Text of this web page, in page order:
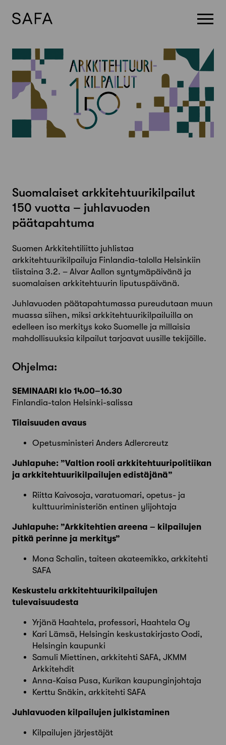
content
Suomalaiset arkkitehtuurikilpailut
150 vuotta – juhlavuoden
päätapahtuma
Suomen Arkkitehtiliitto juhlistaa
arkkitehtuurikilpailuja Finlandia-talolla Helsinkiin
tiistaina 3.2. – Alvar Aallon syntymäpäivänä ja
suomalaisen arkkitehtuurin liputuspäivänä.
Juhlavuoden päätapahtumassa pureudutaan muun
muassa siihen, miksi arkkitehtuurikilpailuilla on
edelleen iso merkitys koko Suomelle ja millaisia
mahdollisuuksia kilpailut tarjoavat uusille tekijöille.
Ohjelma:
SEMINAARI klo 14.00–16.30
Finlandia-talon Helsinki-salissa
Tilaisuuden avaus
Opetusministeri Anders Adlercreutz
Juhlapuhe: ”Valtion rooli arkkitehtuuripolitiikan
ja arkkitehtuurikilpailujen edistäjänä”
Riitta Kaivosoja, varatuomari, opetus- ja
kulttuuriministeriön entinen ylijohtaja
Juhlapuhe: ”Arkkitehtien areena – kilpailujen
pitkä perinne ja merkitys”
Mona Schalin, taiteen akateemikko, arkkitehti
SAFA
Keskustelu arkkitehtuurikilpailujen
tulevaisuudesta
Yrjänä Haahtela, professori, Haahtela Oy
Kari Lämsä, Helsingin keskustakirjasto Oodi,
Helsingin kaupunki
Samuli Miettinen, arkkitehti SAFA, JKMM
Arkkitehdit
Anna-Kaisa Pusa, Kurikan kaupunginjohtaja
Kerttu Snäkin, arkkitehti SAFA
Juhlavuoden kilpailujen julkistaminen
Kilpailujen järjestäjät